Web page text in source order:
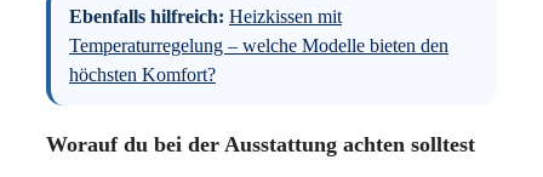
Ebenfalls hilfreich: Heizkissen mit
Temperaturregelung – welche Modelle bieten den
höchsten Komfort?
Worauf du bei der Ausstattung achten solltest